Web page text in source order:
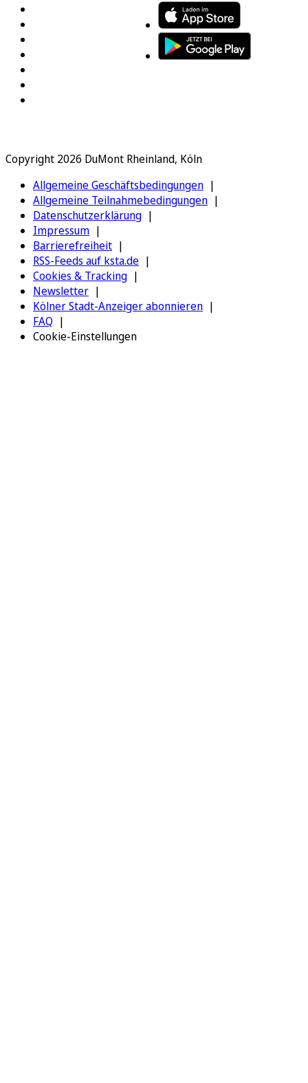
Copyright 2026 DuMont Rheinland, Köln
Allgemeine Geschäftsbedingungen
Allgemeine Teilnahmebedingungen
Datenschutzerklärung
Impressum
Barrierefreiheit
RSS-Feeds auf ksta.de
Cookies & Tracking
Newsletter
Kölner Stadt-Anzeiger abonnieren
FAQ
Cookie-Einstellungen